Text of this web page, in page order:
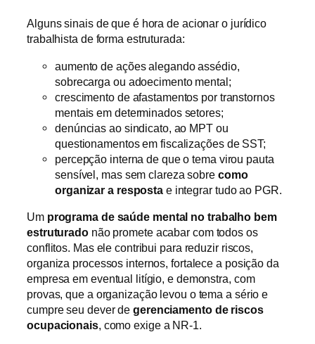
Alguns sinais de que é hora de acionar o jurídico
trabalhista de forma estruturada:
aumento de ações alegando assédio,
sobrecarga ou adoecimento mental;
crescimento de afastamentos por transtornos
mentais em determinados setores;
denúncias ao sindicato, ao MPT ou
questionamentos em fiscalizações de SST;
percepção interna de que o tema virou pauta
sensível, mas sem clareza sobre como
organizar a resposta e integrar tudo ao PGR.
Um programa de saúde mental no trabalho bem
estruturadonão promete acabar com todos os
conflitos. Mas ele contribui para reduzir riscos,
organiza processos internos, fortalece a posição da
empresa em eventual litígio, e demonstra, com
provas, que a organização levou o tema a sério e
cumpre seu dever de gerenciamento de riscos
ocupacionais, como exige a NR‑1.